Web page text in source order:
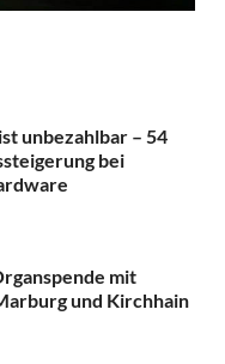
unbezahlbar – 54
bei
mit
und Kirchhain